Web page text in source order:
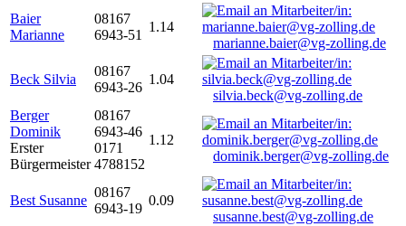
Baier
Marianne
08167
6943-51
1.14
marianne.baier@vg-zolling.de
Beck Silvia
08167
6943-26
1.04
silvia.beck@vg-zolling.de
Berger
Dominik
Erster
Bürgermeister
08167
6943-46
0171
4788152
1.12
dominik.berger@vg-zolling.de
Best Susanne
08167
6943-19
0.09
susanne.best@vg-zolling.de